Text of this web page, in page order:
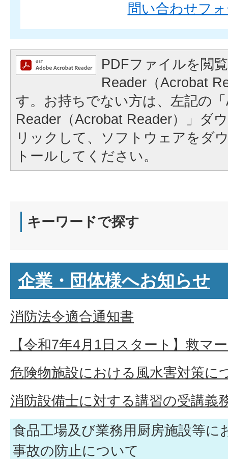
問い合わせフ
PDFファイルを閲
Reader（Acrobat
す。お持ちでない方は、左記の
Reader（Acrobat Reader）」ダ
リックして、ソフトウェアをダ
トールしてください。
キーワードで探す
企業・団体様へお知らせ
消防法令適合通知書
【令和7年4月1日スタート】救マ
危険物施設における風水害対策に
消防設備士に対する講習の受講義
食品工場及び業務用厨房施設等に
事故の防止について